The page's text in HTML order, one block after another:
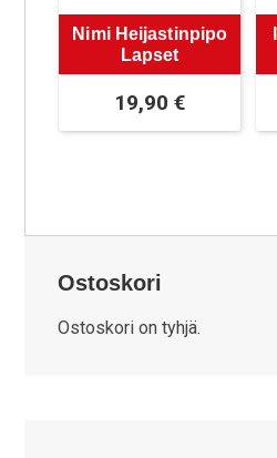
Nimi Heijastinpipo
Lapset
19,90€
Ostoskori
Ostoskori on tyhjä.